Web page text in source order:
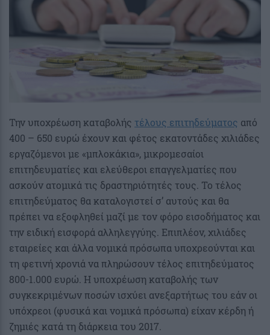
Την υποχρέωση καταβολής τέλους επιτηδεύματος από
400 – 650 ευρώ έχουν και φέτος εκατοντάδες χιλιάδες
εργαζόμενοι με «μπλοκάκια», μικρομεσαίοι
επιτηδευματίες και ελεύθεροι επαγγελματίες που
ασκούν ατομικά τις δραστηριότητές τους. Το τέλος
επιτηδεύματος θα καταλογιστεί σ’ αυτούς και θα
πρέπει να εξοφληθεί μαζί με τον φόρο εισοδήματος και
την ειδική εισφορά αλληλεγγύης. Επιπλέον, χιλιάδες
εταιρείες και άλλα νομικά πρόσωπα υποχρεούνται και
τη φετινή χρονιά να πληρώσουν τέλος επιτηδεύματος
800-1.000 ευρώ. Η υποχρέωση καταβολής των
συγκεκριμένων ποσών ισχύει ανεξαρτήτως του εάν οι
υπόχρεοι (φυσικά και νομικά πρόσωπα) είχαν κέρδη ή
ζημιές κατά τη διάρκεια του 2017.